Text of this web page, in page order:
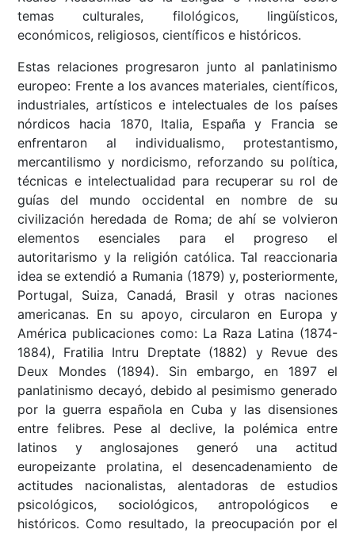
temas culturales, filológicos, lingüísticos,
económicos, religiosos, científicos e históricos.
Estas relaciones progresaron junto al panlatinismo
europeo: Frente a los avances materiales, científicos,
industriales, artísticos e intelectuales de los países
nórdicos hacia 1870, Italia, España y Francia se
enfrentaron al individualismo, protestantismo,
mercantilismo y nordicismo, reforzando su política,
técnicas e intelectualidad para recuperar su rol de
guías del mundo occidental en nombre de su
civilización heredada de Roma; de ahí se volvieron
elementos esenciales para el progreso el
autoritarismo y la religión católica. Tal reaccionaria
idea se extendió a Rumania (1879) y, posteriormente,
Portugal, Suiza, Canadá, Brasil y otras naciones
americanas. En su apoyo, circularon en Europa y
América publicaciones como: La Raza Latina (1874-
1884), Fratilia Intru Dreptate (1882) y Revue des
Deux Mondes (1894). Sin embargo, en 1897 el
panlatinismo decayó, debido al pesimismo generado
por la guerra española en Cuba y las disensiones
entre felibres. Pese al declive, la polémica entre
latinos y anglosajones generó una actitud
europeizante prolatina, el desencadenamiento de
actitudes nacionalistas, alentadoras de estudios
psicológicos, sociológicos, antropológicos e
históricos. Como resultado, la preocupación por el